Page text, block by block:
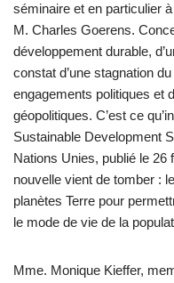
séminaire et en particulier
M. Charles Goerens.
développement durable,
constat d’une stagnation
engagements politiques et
géopolitiques. C’est ce
Sustainable Development
Nations Unies, publié le 26
nouvelle vient de tomber :
planètes Terre pour
le mode de vie de la
Mme. Monique Kieffer,